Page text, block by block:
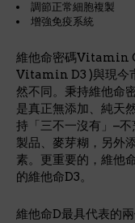
調節正常細胞複製
增強免疫系統
維他命密碼Vitamin
Vitamin D3 )與現今
然不同。秉持維他命
是真正無添加、純天
持「三不一沒有」–
製品、麥芽糊，另外
素。更重要的，維他
的維他命D3。
維他命D最具代表的